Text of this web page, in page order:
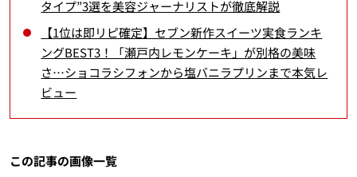
タイプ”3選を美容ジャーナリストが徹底解説
【1位は即リピ確定】セブン新作スイーツ実食ランキ
ングBEST3！「瀬戸内レモンケーキ」が別格の美味
さ…ショコラシフォンから塩バニラプリンまで本気レ
ビュー
この記事の画像一覧